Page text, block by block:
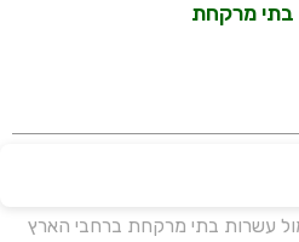
בתי מרקחת
עשרות בתי מרקחת ברחבי הארץ